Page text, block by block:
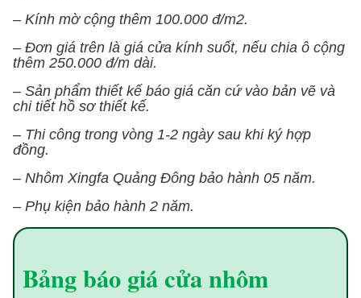
– Kính mờ cộng thêm 100.000 đ/m2.
– Đơn giá trên là giá cửa kính suốt, nếu chia ô cộng
thêm 250.000 đ/m dài.
– Sản phẩm thiết kế báo giá căn cứ vào bản vẽ và
chi tiết hồ sơ thiết kế.
– Thi công trong vòng 1-2 ngày sau khi ký hợp
đồng.
– Nhôm Xingfa Quảng Đông bảo hành 05 năm.
– Phụ kiện bảo hành 2 năm.
Bảng báo giá cửa nhôm